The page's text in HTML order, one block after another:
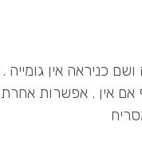
אם אין . אפשרות